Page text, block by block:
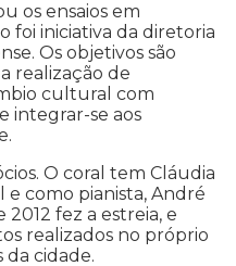
os ensaios em
foi iniciativa da diretoria
Os objetivos são
realização de
cultural com
integrar-se aos
O coral tem Cláudia
como pianista, André
fez a estreia, e
realizados no próprio
cidade.